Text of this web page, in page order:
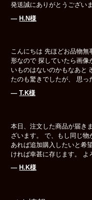
発送誠にありがとうござい
― H.N様
こんにちは 先ほどお品物
形なので 探していたら画像
いものはないのかもなあと
たのも驚きでしたが、 思
―T.K様
本日、注文した商品が届き
ざいます。 で、もし同じ
あれば追加購入したいと希
ければ幸甚に存じます。
― H.K様